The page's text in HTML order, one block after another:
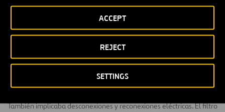
SETTINGS
REJECT
ACCEPT
sistemas de proceso de la Planta de purificación de
agua del Este (EWPP) de la ciudad de Houston, junto
con la restauración de 36 cuencas de filtro y la
sustitución de los medios para las plantas 1, 2 y 3.
escaleras de acero para la modificaciones de tuberías, bombas de
También implicaba desconexiones y reconexiones eléctricas. El filtro